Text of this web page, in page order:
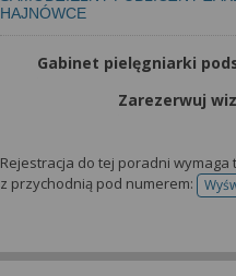
HAJNÓWCE
Gabinet pielęgniarki
Zarezerwuj
Rejestracja do tej poradni
z przychodnią pod numerem: